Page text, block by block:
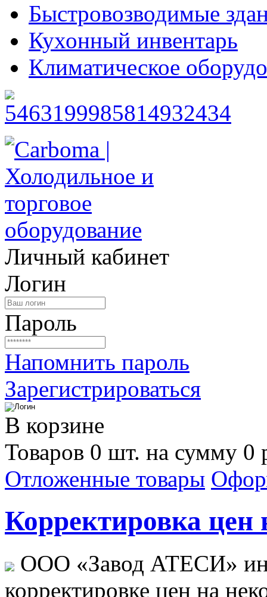
Быстровозводимые
Кухонный инвентарь
Климатическое
Личный кабинет
Логин
Пароль
Напомнить пароль
Зарегистрироваться
В корзине
Товаров 0 шт. на сумму 0
Отложенные товары
Корректировка цен
ООО «Завод АТЕСИ»
корректировке цен на